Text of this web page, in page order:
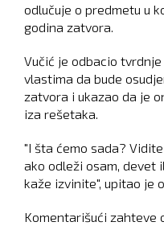
odlučuje o predmetu u
godina zatvora.
Vučić je odbacio
vlastima da bude
zatvora i ukazao da je
iza rešetaka.
"I šta ćemo sada?
ako odleži osam, devet
kaže izvinite", upitao je
Komentarišući zahteve